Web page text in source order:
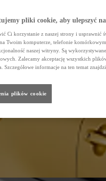
pliki cookie, aby ulepszyć
Ci korzystanie z naszej strony i
Twoim komputerze, telefonie
naszej witryny. Są
Zalecamy akceptację wszystkich
Szczegółowe informacje na ten temat
plików cookie